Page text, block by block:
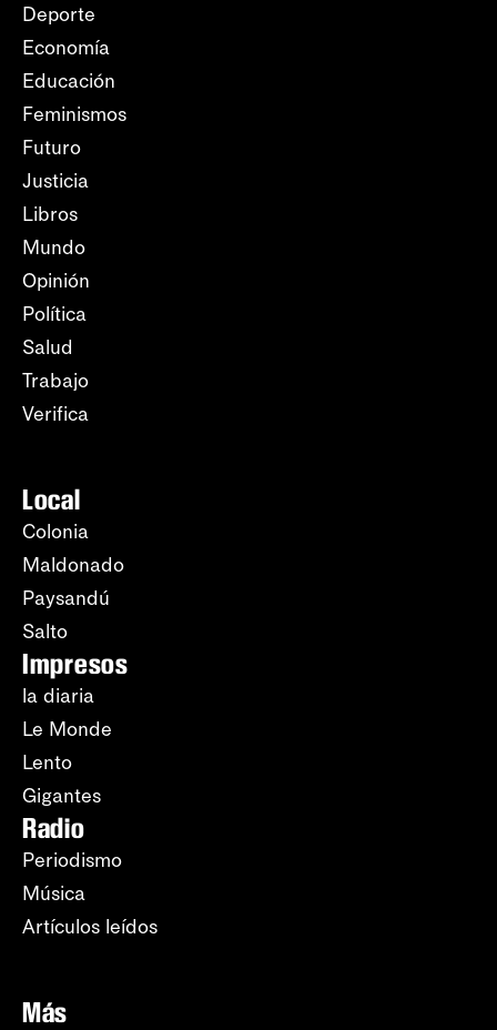
Deporte
Economía
Educación
Feminismos
Futuro
Justicia
Libros
Mundo
Opinión
Política
Salud
Trabajo
Verifica
Local
Colonia
Maldonado
Paysandú
Salto
Impresos
la diaria
Le Monde
Lento
Gigantes
Radio
Periodismo
Música
Artículos leídos
Más